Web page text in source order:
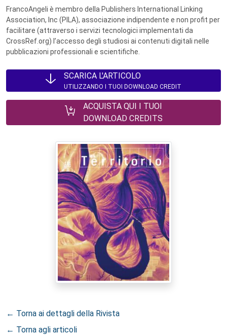
FrancoAngeli è membro della Publishers International Linking
Association, Inc (PILA), associazione indipendente e non profit per
facilitare (attraverso i servizi tecnologici implementati da
CrossRef.org) l’accesso degli studiosi ai contenuti digitali nelle
pubblicazioni professionali e scientifiche.
SCARICA L'ARTICOLO
UTILIZZANDO I TUOI DOWNLOAD CREDIT
ACQUISTA QUI I TUOI
DOWNLOAD CREDITS
← Torna ai dettagli della Rivista
← Torna agli articoli